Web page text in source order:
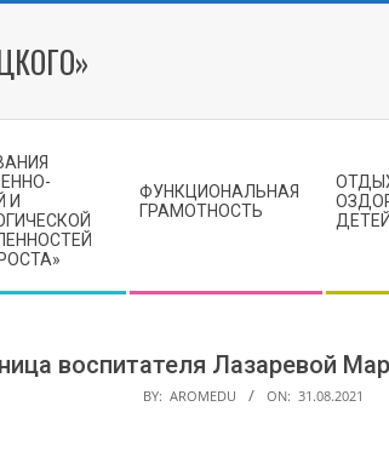
И
ФУНКЦИОНАЛЬНАЯ
ГРАМОТНОСТЬ
ДЕТЕЙ
воспитателя Лазаревой
BY: AROMEDU ON: 31.08.2021